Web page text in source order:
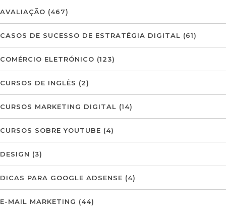
AVALIAÇÃO (467)
CASOS DE SUCESSO DE ESTRATÉGIA DIGITAL (61)
COMÉRCIO ELETRÓNICO (123)
CURSOS DE INGLÊS (2)
CURSOS MARKETING DIGITAL (14)
CURSOS SOBRE YOUTUBE (4)
DESIGN (3)
DICAS PARA GOOGLE ADSENSE (4)
E-MAIL MARKETING (44)